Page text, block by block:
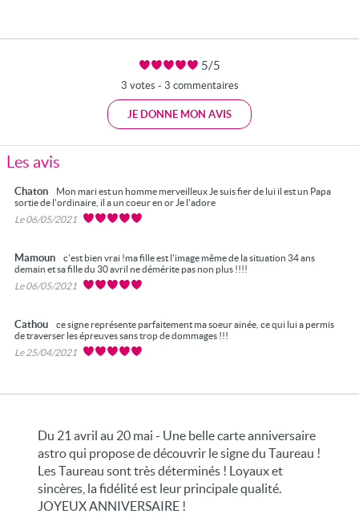
5/5
3 votes - 3 commentaires
JE DONNE MON AVIS
Les avis
Chaton
Mon mari est un homme merveilleux Je suis fier de lui il est un Papa
sortie de l'ordinaire, il a un coeur en or Je l'adore
Le 06/05/2021
Mamoun
c'est bien vrai !ma fille est l'image même de la situation 34 ans
demain et sa fille du 30 avril ne démérite pas non plus !!!!
Le 06/05/2021
Cathou
ce signe représente parfaitement ma soeur ainée, ce qui lui a permis
de traverser les épreuves sans trop de dommages !!!
Le 25/04/2021
Du 21 avril au 20 mai - Une belle carte anniversaire
astro qui propose de découvrir le signe du Taureau !
Les Taureau sont très déterminés ! Loyaux et
sincères, la fidélité est leur principale qualité.
JOYEUX ANNIVERSAIRE !